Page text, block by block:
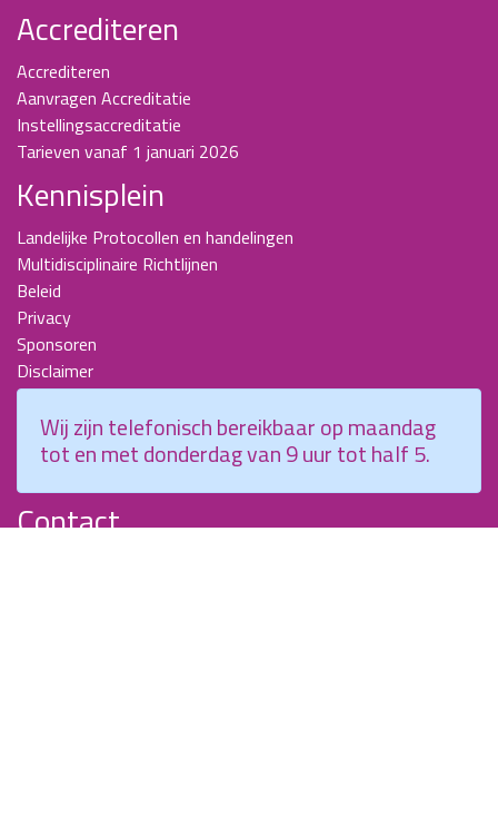
Accrediteren
Accrediteren
Aanvragen Accreditatie
Instellingsaccreditatie
Tarieven vanaf 1 januari 2026
Kennisplein
Landelijke Protocollen en handelingen
Multidisciplinaire Richtlijnen
Beleid
Privacy
Sponsoren
Disclaimer
Beroepscompetentieprofiel Kraamverzorgende
Nieuwsbrieven
KCKZ-specials
Contact
Wij zijn telefonisch bereikbaar op maandag
tot en met donderdag van 9 uur tot half 5.